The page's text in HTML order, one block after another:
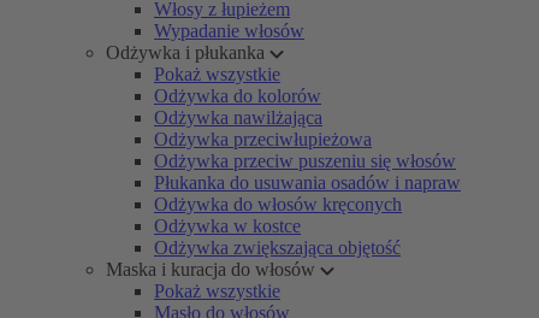
Włosy z łupieżem
Wypadanie włosów
Odżywka i płukanka
Pokaż wszystkie
Odżywka do kolorów
Odżywka nawilżająca
Odżywka przeciwłupieżowa
Odżywka przeciw puszeniu się włosów
Płukanka do usuwania osadów i napraw
Odżywka do włosów kręconych
Odżywka w kostce
Odżywka zwiększająca objętość
Maska i kuracja do włosów
Pokaż wszystkie
Masło do włosów